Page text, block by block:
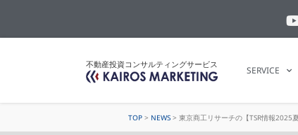
不動産投資コンサルティングサービス
SERVICE
TOP > NEWS > 東京商工リサーチの【TSR情報2025